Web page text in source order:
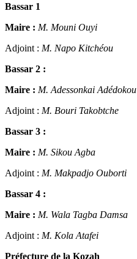
Bassar 1
Maire : M. Mouni Ouyi
Adjoint : M. Napo Kitchéou
Bassar 2 :
Maire : M. Adessonkai Adédokou
Adjoint : M. Bouri Takobtche
Bassar 3 :
Maire : M. Sikou Agba
Adjoint : M. Makpadjo Ouborti
Bassar 4 :
Maire : M. Wala Tagba Damsa
Adjoint : M. Kola Atafei
Préfecture de la Kozah